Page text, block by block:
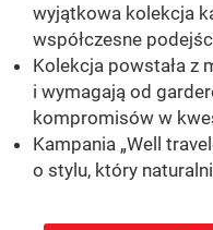
wyjątkowa kolekcja
współczesne
Kolekcja powstała z
i wymagają od
kompromisów w
Kampania „Well
o stylu, który